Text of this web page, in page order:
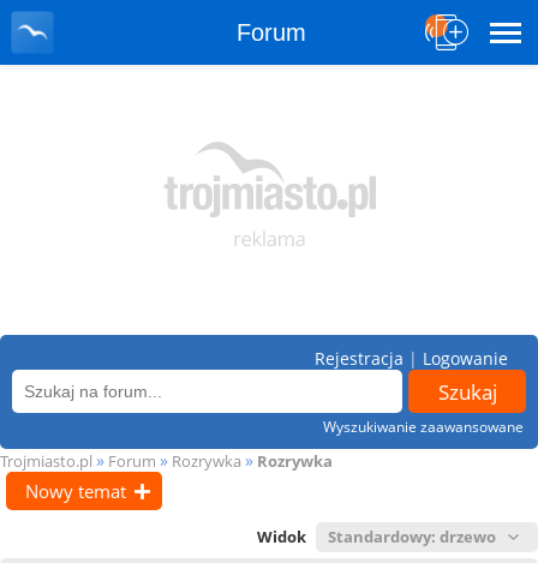
Forum
Wyszukiwanie zaawansowane
Rejestracja | Logowanie
Trojmiasto.pl » Forum » Rozrywka » Rozrywka
Nowy temat
Widok